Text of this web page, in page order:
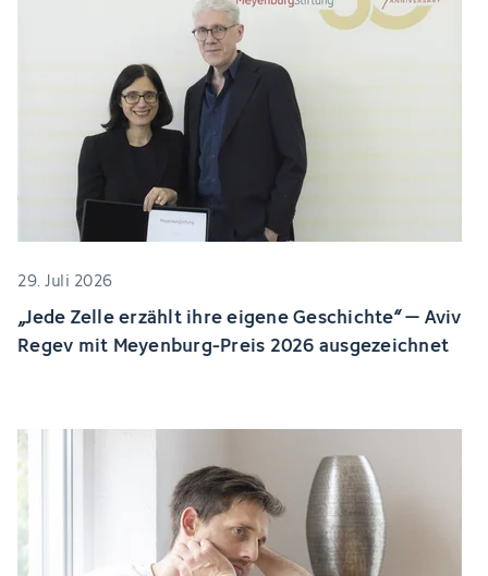
29. Juli 2026
„Jede Zelle erzählt ihre eigene Geschichte“ – Aviv
Regev mit Meyenburg-Preis 2026 ausgezeichnet